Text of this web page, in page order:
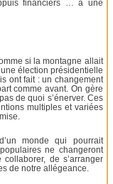
financiers … à une
si la montagne allait
élection présidentielle
ont fait : un changement
comme avant. On gère
de quoi s’énerver. Ces
multiples et variées
monde qui pourrait
ne changeront
de s’arranger
de notre allégeance.